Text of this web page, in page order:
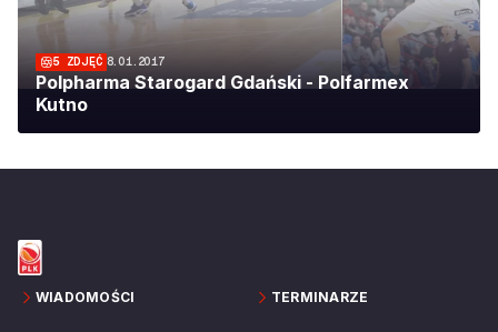
5ZDJĘĆ 8.01.2017
Polpharma Starogard Gdański - Polfarmex
Kutno
WIADOMOŚCI TERMINARZE